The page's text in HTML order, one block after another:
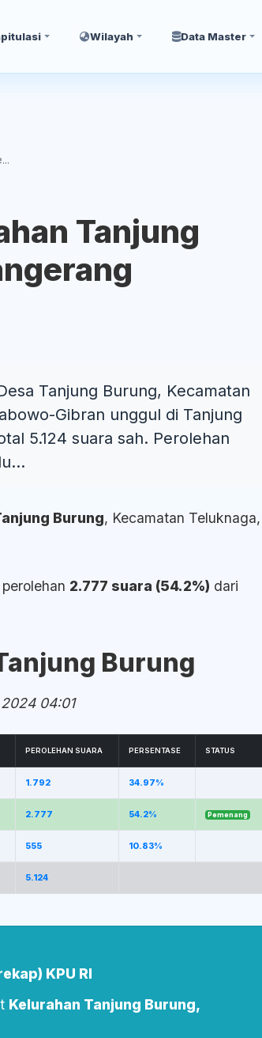
Wilayah Data Master
Tanjung
Tanjung Burung, Kecamatan
Gibran unggul di Tanjung
5.124 suara sah. Perolehan
Burung, Kecamatan Teluknaga,
2.777 suara (54.2%) dari
Burung
04:01
PEROLEHAN SUARA PERSENTASE STATUS
1.792 34.97%
2.777 54.2% Pemenang
555 10.83%
5.124
KPU RI
Kelurahan Tanjung Burung,